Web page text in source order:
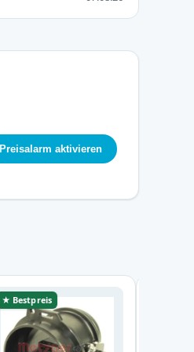
Preisalarm aktivieren
★ Bestpreis